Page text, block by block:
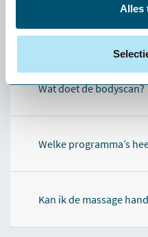
Alles
Heeft de stoel voet- en
Wat doet de bodyscan?
Welke programma’s
Kan ik de massage